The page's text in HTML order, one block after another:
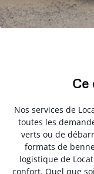
Ce
Nos services de
toutes les
verts ou de
formats de
logistique de
confort. Quel que